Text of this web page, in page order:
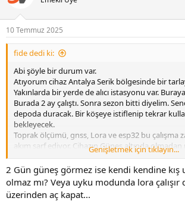
i
s
:
10 Temmuz 2025
fide dedi ki:
Abi şöyle bir durum var.
Atıyorum cihaz Antalya Serik bölgesinde bir
Yakınlarda bir yerde de alıcı istasyonu var.
Burada 2 ay çalıştı. Sonra sezon bitti diyelim.
depoda duracak. Bir köşeye istiflenip tekrar
bekleyecek.
Toprak ölçümü, gnss, Lora ve esp32 bu çalışma
akım sarf ediyor. Cihazın Güneş altında
süresi 4~5 gün anca olur.
Depodayken güneş olmayacak u yüzden cihaz
kapatılmalı yada hibernate/kış uykusu moduna
Genişletmek için tıklayın...
2 Gün güneş görmez ise kendi kendine kış
olmaz mı? Veya uyku modunda lora
üzerinden aç kapat...